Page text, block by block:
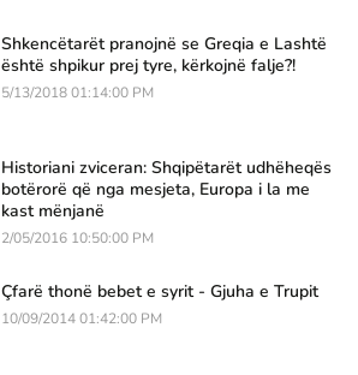
Shkencëtarët pranojnë se Greqia e Lashtë
është shpikur prej tyre, kërkojnë falje?!
5/13/2018 01:14:00 PM
Historiani zviceran: Shqipëtarët udhëheqës
botërorë që nga mesjeta, Europa i la me
kast mënjanë
2/05/2016 10:50:00 PM
Çfarë thonë bebet e syrit - Gjuha e Trupit
10/09/2014 01:42:00 PM